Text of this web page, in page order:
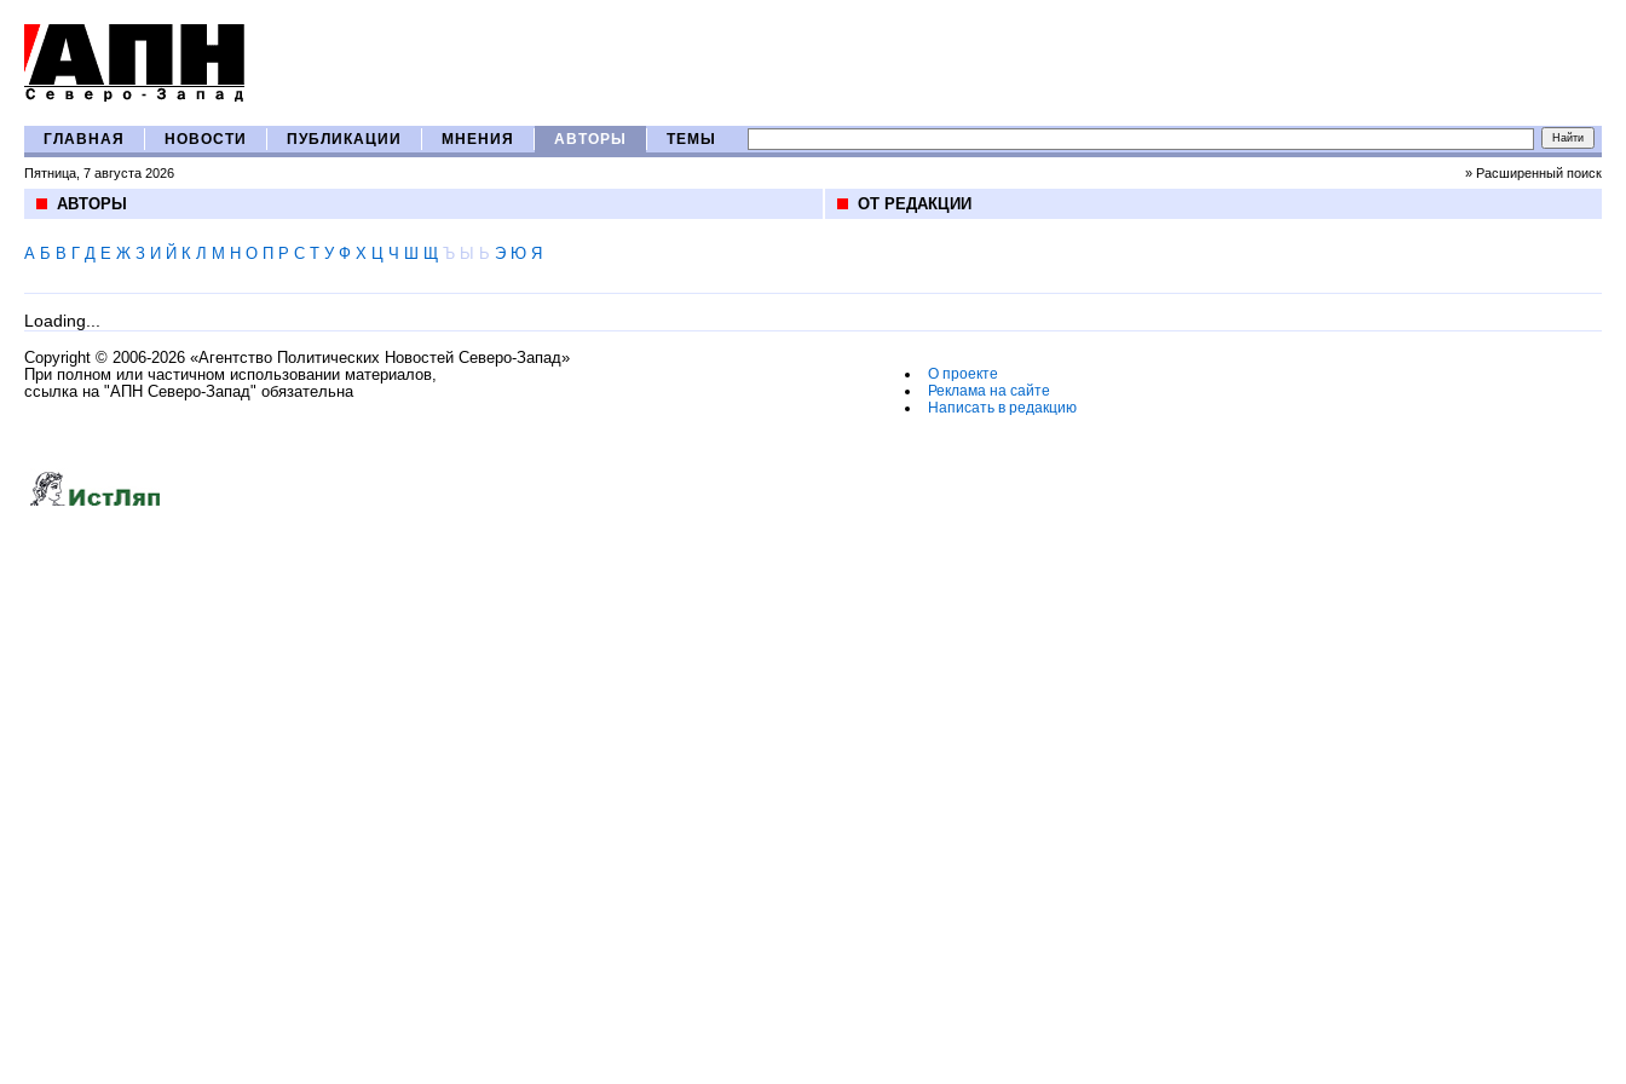
ГЛАВНАЯ НОВОСТИ ПУБЛИКАЦИИ МНЕНИЯ АВТОРЫ ТЕМЫ
Пятница, 7 августа 2026 » Расширенный поиск
АВТОРЫ
А Б В Г Д Е Ж З И Й К Л М Н О П Р С Т У Ф Х Ц Ч Ш Щ Ъ Ы Ь Э Ю Я
ОТ РЕДАКЦИИ
Loading...
Copyright © 2006-2026 «Агентство Политических Новостей Северо-Запад»
При полном или частичном использовании материалов,
ссылка на "АПН Северо-Запад" обязательна
О проекте
Реклама на сайте
Написать в редакцию